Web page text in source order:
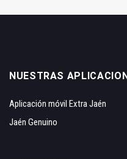
NUESTRAS
Aplicación móvil Extra Jaén
Jaén Genuino